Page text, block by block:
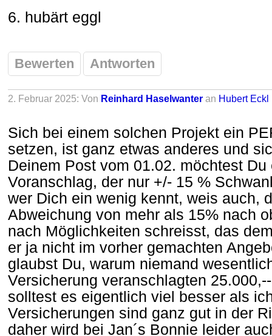
6. hubärt eggl
Bewerten Antworten
2. Februar 2025: Von Reinhard Haselwanter an Hubert Eckl
Sich bei einem solchen Projekt ein
setzen, ist ganz etwas anderes und
Deinem Post vom 01.02. möchtest
Voranschlag, der nur +/- 15 %
wer Dich ein wenig kennt, weis auch,
Abweichung von mehr als 15% nach
nach Möglichkeiten schreisst, das
er ja nicht im vorher gemachten
glaubst Du, warum niemand
Versicherung veranschlagten
solltest es eigentlich viel besser als
Versicherungen sind ganz gut in der
daher wird bei Jan´s Bonnie leider